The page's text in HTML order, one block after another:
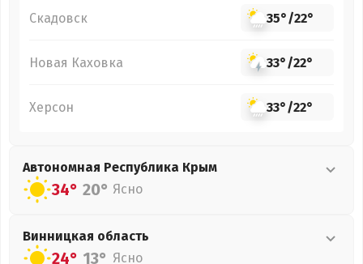
Скадовск 35°/22°
Новая Каховка 33°/22°
Херсон 33°/22°
Автономная Республика Крым
34° 20° Ясно
Винницкая область
24° 13° Ясно